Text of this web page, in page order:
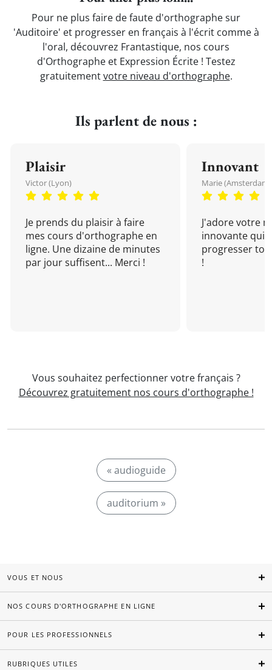
Pour ne plus faire de faute d'orthographe sur
'Auditoire' et progresser en français à l'écrit comme à
l'oral, découvrez Frantastique, nos cours
d'Orthographe et Expression Écrite ! Testez
gratuitementvotre niveau d'orthographe.
Ils parlent de nous :
Plaisir
Victor (Lyon)
Je prends du plaisir à faire
mes cours d'orthographe en
ligne. Une dizaine de minutes
par jour suffisent... Merci !
Innovant
Marie (Amsterdam)
J'adore votre
innovante qui
progresser
!
Vous souhaitez perfectionner votre français ?
Découvrez gratuitement nos cours d'orthographe !
« audioguide
auditorium »
VOUS ET NOUS
NOS COURS D'ORTHOGRAPHE EN LIGNE
POUR LES PROFESSIONNELS
RUBRIQUES UTILES